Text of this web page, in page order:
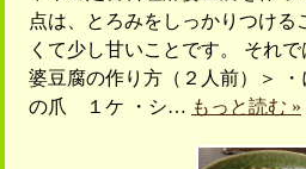
点は、とろみをしっかりつける
くて少し甘いことです。 それ
婆豆腐の作り方（２人前）＞
の爪 １ケ ・シ… もっと読む »